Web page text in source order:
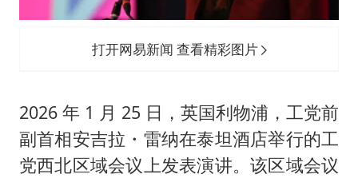
打开网易新闻 查看精彩图片
2026 年 1 月 25 日，英国利物浦，工党前
副首相安吉拉・雷纳在泰坦酒店举行的工
党西北区域会议上发表演讲。该区域会议